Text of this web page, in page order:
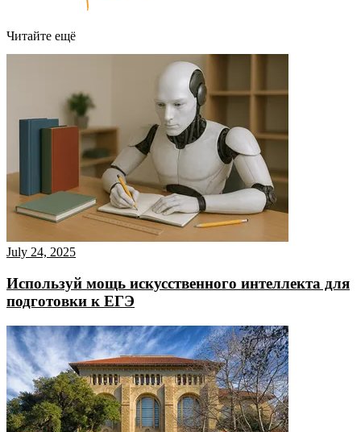
Читайте ещё
July 24, 2025
Используй мощь искусственного интеллекта для
подготовки к ЕГЭ